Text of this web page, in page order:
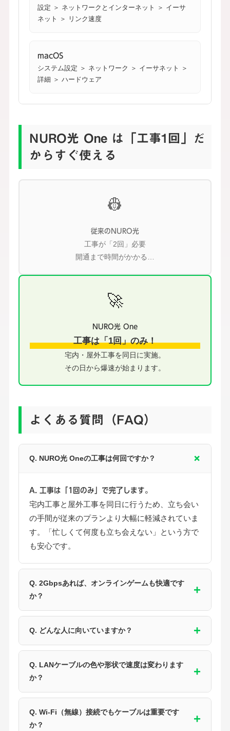
設定 ＞ ネットワークとインターネット ＞ イーサ
ネット ＞ リンク速度
macOS
システム設定 ＞ ネットワーク ＞ イーサネット ＞
詳細 ＞ ハードウェア
NURO光 One は「工事1回」だ
からすぐ使える
👷
従来のNURO光
工事が「2回」必要
開通まで時間がかかる…
🚀
NURO光 One
工事は「1回」のみ！
宅内・屋外工事を同日に実施。
その日から爆速が始まります。
よくある質問（FAQ）
Q. NURO光 Oneの工事は何回ですか？
A. 工事は「1回のみ」で完了します。
宅内工事と屋外工事を同日に行うため、立ち会い
の手間が従来のプランより大幅に軽減されていま
す。「忙しくて何度も立ち会えない」という方で
も安心です。
Q. 2Gbpsあれば、オンラインゲームも快適です
か？
Q. どんな人に向いていますか？
Q. LANケーブルの色や形状で速度は変わります
か？
Q. Wi-Fi（無線）接続でもケーブルは重要です
か？